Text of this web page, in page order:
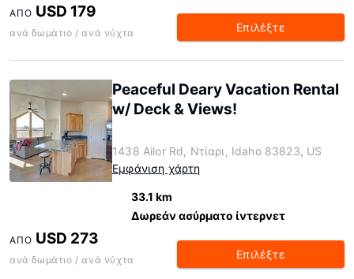
ΑΠΌ USD 179
ανά δωμάτιο / ανά νύχτα Επιλέξτε
Peaceful Deary Vacation Rental
w/ Deck & Views!
1438 Ailor Rd, Ντίαρι, Idaho 83823, US
Εμφάνιση χάρτη
33.1 km
Δωρεάν ασύρματο ίντερνετ
ΑΠΌ USD 273
ανά δωμάτιο / ανά νύχτα Επιλέξτε